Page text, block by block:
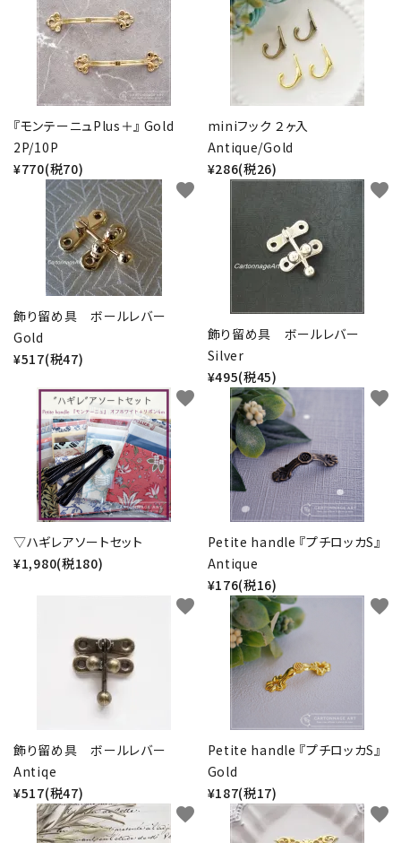
『モンテーニュPlus＋』 Gold
2P/10P
¥770(税70)
miniフック ２ヶ入
Antique/Gold
¥286(税26)
飾り留め具 ボールレバー
Gold
¥517(税47)
favorite
飾り留め具 ボールレバー
Silver
¥495(税45)
favorite
▽ハギレアソートセット
¥1,980(税180)
favorite
Petite handle 『プチロッカS』
Antique
¥176(税16)
favorite
飾り留め具 ボールレバー
Antiqe
¥517(税47)
favorite
Petite handle 『プチロッカS』
Gold
¥187(税17)
favorite
favorite favorite